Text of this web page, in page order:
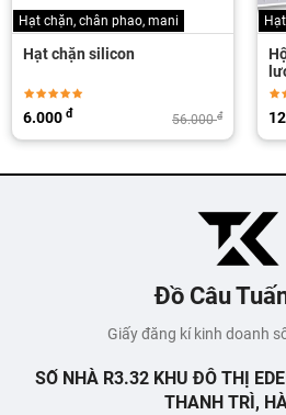
chặn, chân phao, mani
Hạt chặn silicon
56.000đ
6.000đ
Hạt
Hộp
lượng
Đồ Câu
Giấy đăng kí kinh doanh
SỐ NHÀ R3.32 KHU ĐÔ THỊ
THANH TRÌ,